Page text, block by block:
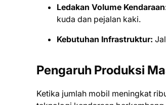
Ledakan Volume
kuda dan pejalan kaki.
Kebutuhan Infrastruktur:
Pengaruh Produksi
Ketika jumlah mobil meningkat